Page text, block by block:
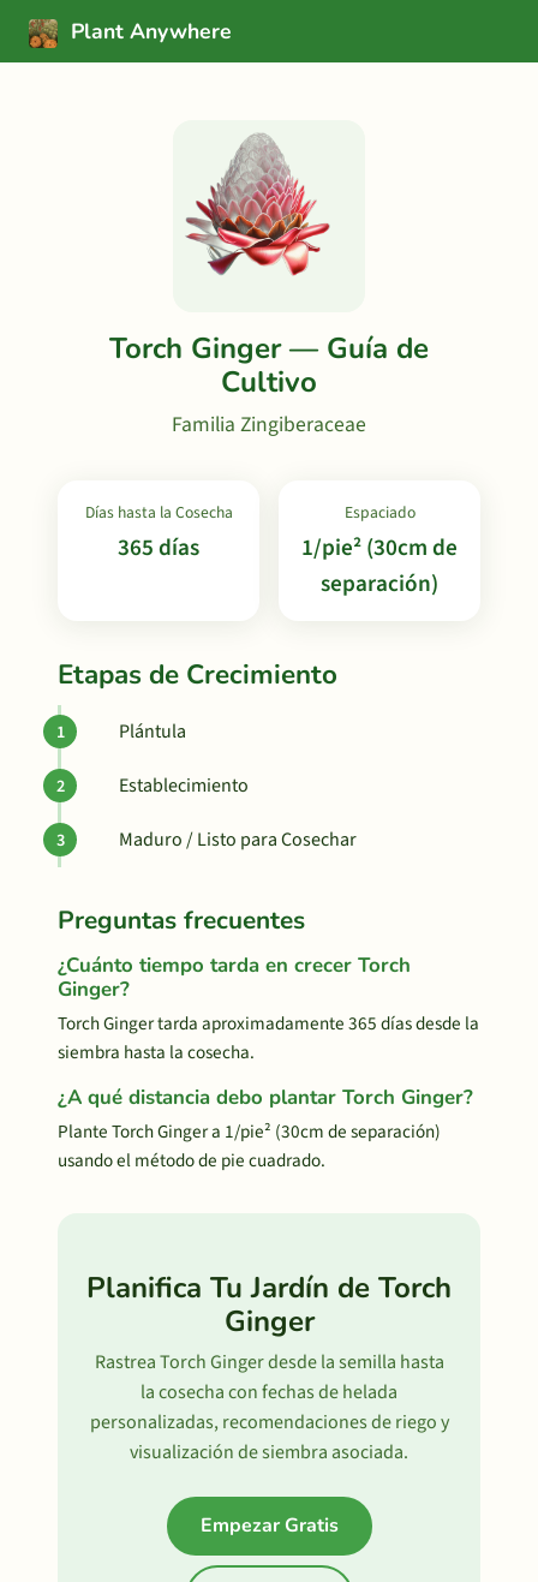
Plant Anywhere
Torch Ginger — Guía de
Cultivo
Familia Zingiberaceae
Días hasta la Cosecha
365 días
Espaciado
1/pie² (30cm de
separación)
Etapas de Crecimiento
Plántula
Establecimiento
Maduro / Listo para Cosechar
Preguntas frecuentes
¿Cuánto tiempo tarda en crecer Torch
Ginger?
Torch Ginger tarda aproximadamente 365 días desde la
siembra hasta la cosecha.
¿A qué distancia debo plantar Torch Ginger?
Plante Torch Ginger a 1/pie² (30cm de separación)
usando el método de pie cuadrado.
Planifica Tu Jardín de Torch
Ginger
Rastrea Torch Ginger desde la semilla hasta
la cosecha con fechas de helada
personalizadas, recomendaciones de riego y
visualización de siembra asociada.
Empezar Gratis